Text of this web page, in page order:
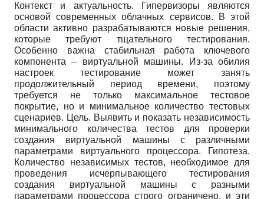
Контекст и актуальность. Гипервизоры являются
основой современных облачных сервисов. В этой
области активно разрабатываются новые решения,
которые требуют тщательного тестирования.
Особенно важна стабильная работа ключевого
компонента – виртуальной машины. Из-за обилия
настроек тестирование может занять
продолжительный период времени, поэтому
требуется не только максимальное тестовое
покрытие, но и минимальное количество тестовых
сценариев. Цель. Выявить и показать независимость
минимального количества тестов для проверки
создания виртуальной машины с различными
параметрами виртуального процессора. Гипотеза.
Количество независимых тестов, необходимое для
проведения исчерпывающего тестирования
создания виртуальной машины с разными
параметрами процессора строго ограничено, и эти